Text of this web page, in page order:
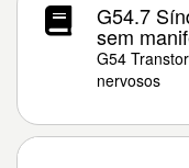
G54.7
sem
G54
nervosos